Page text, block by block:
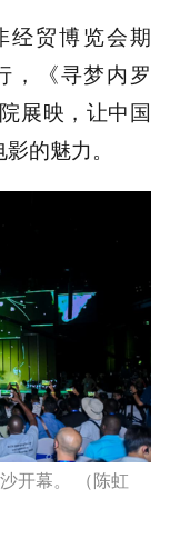
经贸博览会期
，《寻梦内罗
展映，让中国
的魅力。
开幕。 （陈虹